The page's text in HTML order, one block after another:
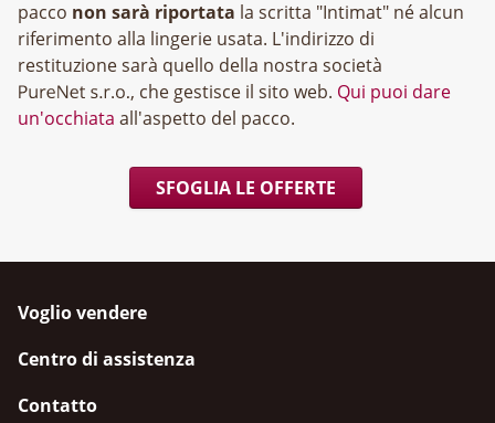
pacco non sarà riportata la scritta "Intimat" né alcun
riferimento alla lingerie usata. L'indirizzo di
restituzione sarà quello della nostra società
, che gestisce il sito web. Qui puoi dare
un'occhiata all'aspetto del pacco.
SFOGLIA LE OFFERTE
Voglio vendere
Centro di assistenza
Contatto